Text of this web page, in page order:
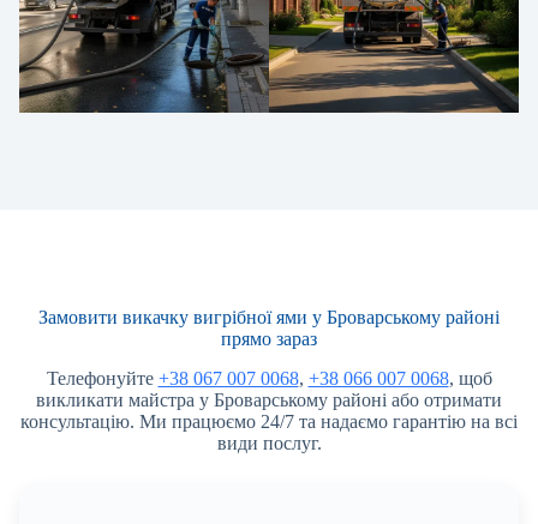
Замовити викачку вигрібної ями у Броварському районі
прямо зараз
Телефонуйте +38 067 007 0068, +38 066 007 0068, щоб
викликати майстра у Броварському районі або отримати
консультацію. Ми працюємо 24/7 та надаємо гарантію на всі
види послуг.